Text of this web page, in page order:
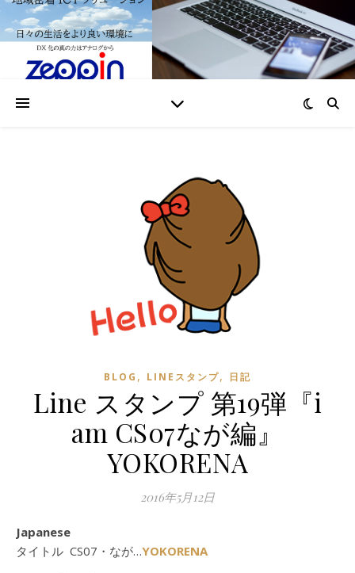
BLOG , LINEスタンプ, 日記
Line スタンプ 第19弾『i
am CS07なが編』
YOKORENA
2016年5月12日
Japanese
タイトル CS07・なが…YOKORENA